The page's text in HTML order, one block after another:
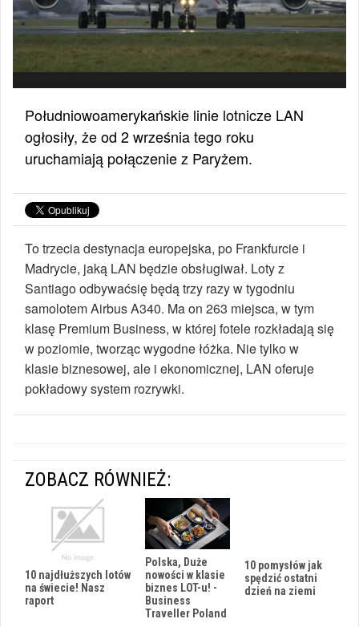
Południowoamerykańskie linie lotnicze LAN
ogłosiły, że od 2 września tego roku
uruchamiają połączenie z Paryżem.
To trzecia destynacja europejska, po Frankfurcie i
Madrycie, jaką LAN będzie obsługiwał. Loty z
Santiago odbywaćsię będą trzy razy w tygodniu
samolotem Airbus A340. Ma on 263 miejsca, w tym
klasę Premium Business, w której fotele rozkładają się
w poziomie, tworząc wygodne łóżka. Nie tylko w
klasie biznesowej, ale i ekonomicznej, LAN oferuje
pokładowy system rozrywki.
ZOBACZ RÓWNIEŻ:
10 najdłuższych lotów
na świecie! Nasz
raport
Polska, Duże
nowości w klasie
biznes LOT-u! -
Business
Traveller Poland
10 pomysłów jak
spędzić ostatni
dzień na ziemi